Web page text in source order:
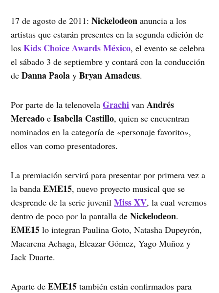
17 de agosto de 2011:Nickelodeon anuncia a los
artistas que estarán presentes en la segunda edición de
losKids Choice Awards México, el evento se celebra
el sábado 3 de septiembre y contará con la conducción
deDanna Paola yBryan Amadeus.
Por parte de la telenovelaGrachi vanAndrés
Mercado eIsabella Castillo, quien se encuentran
nominados en la categoría de «personaje favorito»,
ellos van como presentadores.
La premiación servirá para presentar por primera vez a
la bandaEME15, nuevo proyecto musical que se
desprende de la serie juvenilMiss XV, la cual veremos
dentro de poco por la pantalla deNickelodeon.
EME15 lo integran Paulina Goto, Natasha Dupeyrón,
Macarena Achaga, Eleazar Gómez, Yago Muñoz y
Jack Duarte.
Aparte deEME15 también están confirmados para